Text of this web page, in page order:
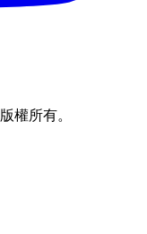
版權所有。